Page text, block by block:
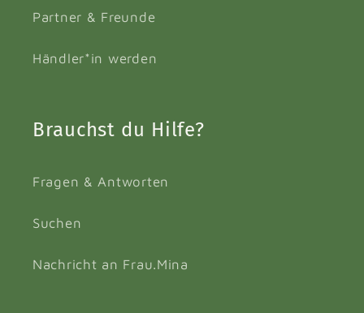
Partner & Freunde
Händler*in werden
Brauchst du Hilfe?
Fragen & Antworten
Suchen
Nachricht an Frau.Mina